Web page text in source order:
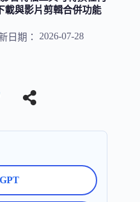
載與影片剪輯合併功能
日期：
2026-07-28